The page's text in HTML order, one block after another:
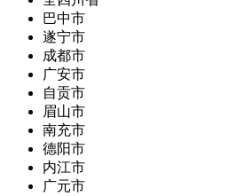
巴中市
遂宁市
成都市
广安市
自贡市
眉山市
南充市
德阳市
内江市
广元市